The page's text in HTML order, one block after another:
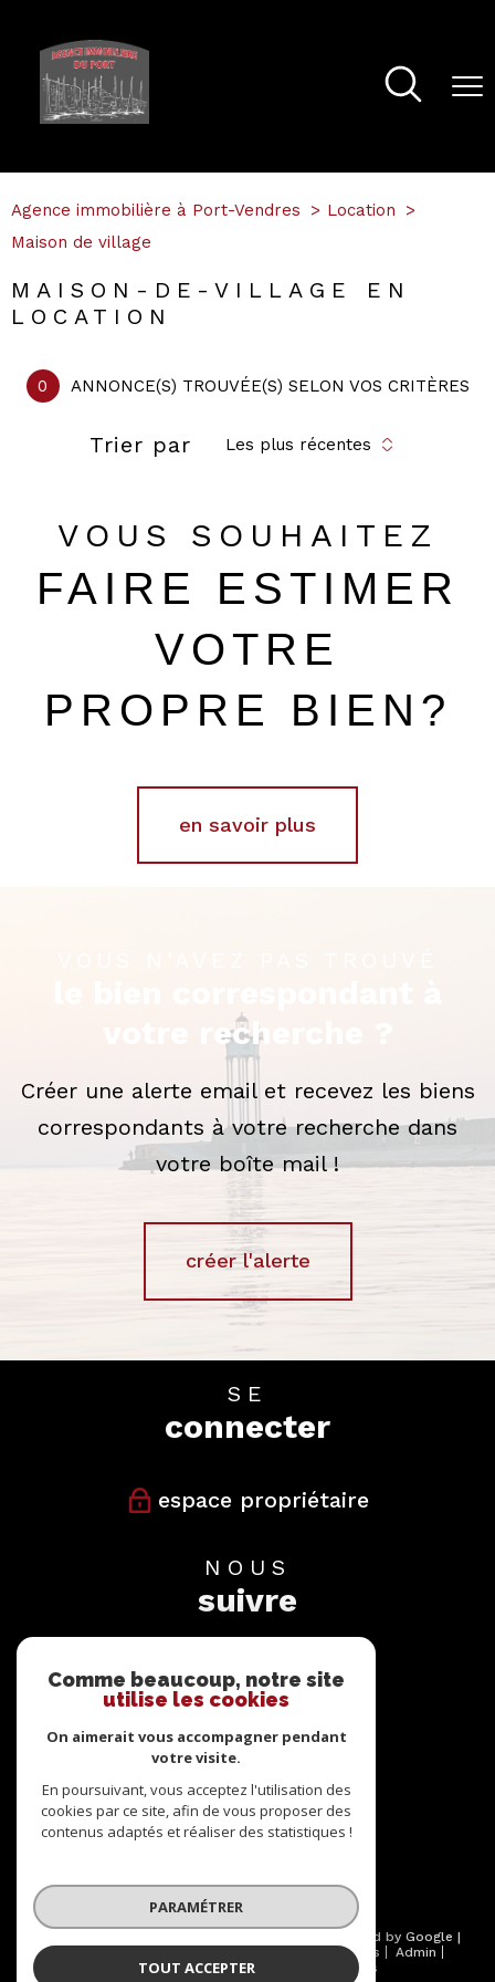
Agence immobilière à Port-Vendres
Location
Maison de village
MAISON-DE-VILLAGE EN
LOCATION
0 ANNONCE(S) TROUVÉE(S) SELON VOS CRITÈRES
Trier par Les plus récentes
VOUS SOUHAITEZ
FAIRE ESTIMER
VOTRE
PROPRE BIEN?
en savoir plus
votre recherche ?
Créer une alerte email et recevez les biens
correspondants à votre recherche dans
votre boîte mail !
créer l'alerte
SE
connecter
espace propriétaire
NOUS
suivre
NOUS
adhérons
© 2026 | Tous droits réservés | Traduction powered by Google |
Mentions légales
Admin
Partenaires
Politique RGPD Cookies
Comme beaucoup, notre site
utilise les cookies
On aimerait vous accompagner pendant
votre visite.
En poursuivant, vous acceptez l'utilisation des
cookies par ce site, afin de vous proposer des
contenus adaptés et réaliser des statistiques !
PARAMÉTRER
TOUT ACCEPTER